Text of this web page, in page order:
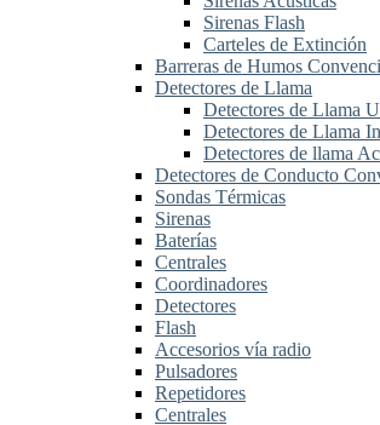
Sirenas Flash
Carteles de Extinción
Barreras de Humos
Detectores de Llama
Detectores de Llama
Detectores de Llama
Detectores de llama
Detectores de Conducto
Sondas Térmicas
Sirenas
Baterías
Centrales
Coordinadores
Detectores
Flash
Accesorios vía radio
Pulsadores
Repetidores
Centrales